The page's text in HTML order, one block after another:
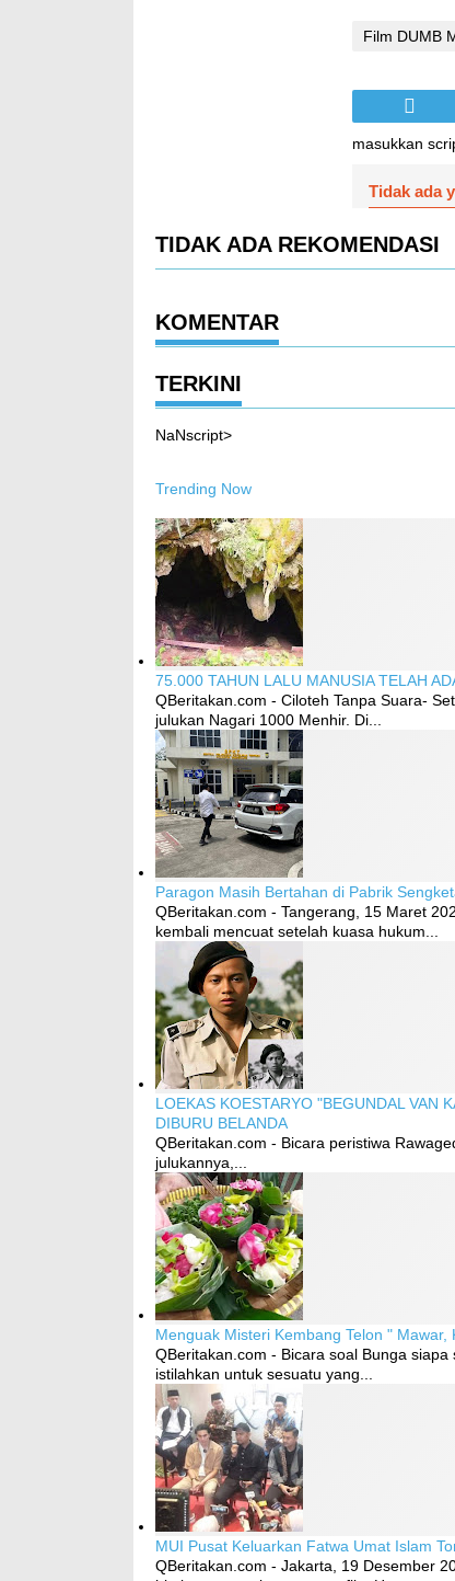
Film DUMB
masukkan
Tidak ada
TIDAK ADA REKOMENDASI
KOMENTAR
TERKINI
NaNscript>
Trending Now
75.000 TAHUN LALU MANUSIA TELAH
QBeritakan.com - Ciloteh Tanpa Suara-
julukan Nagari 1000 Menhir. Di...
Paragon Masih Bertahan di Pabrik
QBeritakan.com - Tangerang, 15 Maret
kembali mencuat setelah kuasa hukum...
LOEKAS KOESTARYO "BEGUNDAL VAN
DIBURU BELANDA
QBeritakan.com - Bicara peristiwa
julukannya,...
Menguak Misteri Kembang Telon " Mawar,
QBeritakan.com - Bicara soal Bunga
istilahkan untuk sesuatu yang...
MUI Pusat Keluarkan Fatwa Umat Islam
QBeritakan.com - Jakarta, 19 Desember